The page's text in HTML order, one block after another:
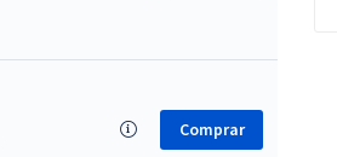
Comprar